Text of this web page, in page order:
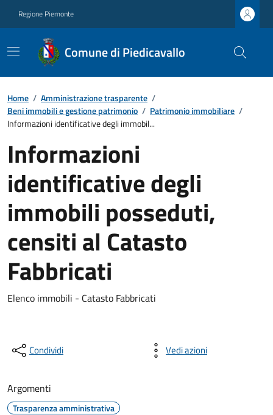
Regione Piemonte
Comune di Piedicavallo
Home / Amministrazione trasparente /
Beni immobili e gestione patrimonio / Patrimonio immobiliare /
Informazioni identificative degli immobil...
Informazioni
identificative degli
immobili posseduti,
censiti al Catasto
Fabbricati
Elenco immobili - Catasto Fabbricati
Condividi Vedi azioni
Argomenti
Trasparenza amministrativa